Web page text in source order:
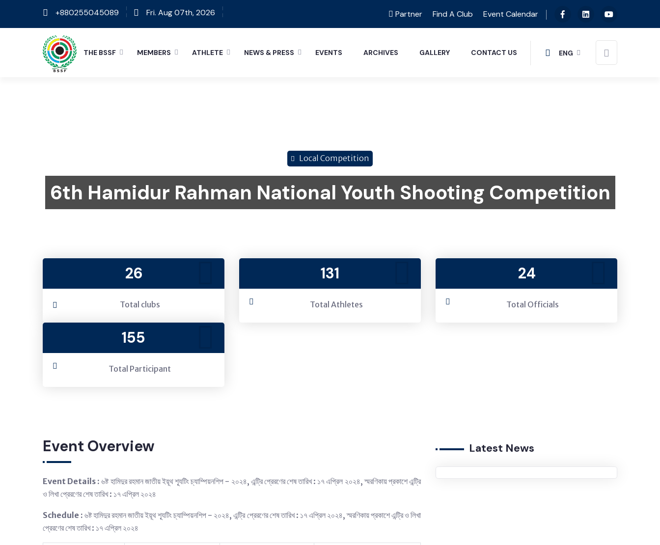
+880255045089 Fri. Aug 07th, 2026 Partner Find A Club Event Calendar
THE BSSF MEMBERS ATHLETE NEWS & PRESS EVENTS ARCHIVES GALLERY CONTACT US ENG
Local Competition
6th Hamidur Rahman National Youth Shooting Competition
26
Total clubs
131
Total Athletes
24
Total Officials
155
Total Participant
Event Overview
Event Details : ৬ষ্ট হামিদুর রহমান জাতীয় ইয়ূথ শ্যূটিং চ্যাম্পিয়নশিপ - ২০২৪, এন্ট্রি প্রেরণের শেষ তারিখ : ১৭ এপ্রিল ২০২৪, স্মরণিকায় প্রকাশে এন্ট্রি
ও লিখা প্রেরণের শেষ তারিখ : ১৭ এপ্রিল ২০২৪
Schedule : ৬ষ্ট হামিদুর রহমান জাতীয় ইয়ূথ শ্যূটিং চ্যাম্পিয়নশিপ - ২০২৪, এন্ট্রি প্রেরণের শেষ তারিখ : ১৭ এপ্রিল ২০২৪, স্মরণিকায় প্রকাশে এন্ট্রি ও লিখা
প্রেরণের শেষ তারিখ : ১৭ এপ্রিল ২০২৪
Latest News